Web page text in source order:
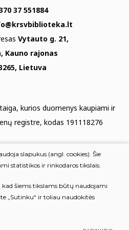
37 551884
Vytauto g. 21,
Kauno rajonas
Lietuva
kurios duomenys kaupiami ir
registre, kodas 191118276
apsauga
Jūsų nuomonė
mus
teisės saugomos
slapukus (angl. cookies). Šie
statistikos ir rinkodaros tikslais.
kad šiems tikslams būtų naudojami
„Sutinku“ ir toliau naudokitės